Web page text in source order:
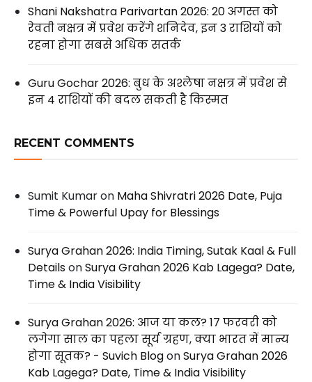
Shani Nakshatra Parivartan 2026: 20 अगस्त को
रेवती नक्षत्र में प्रवेश करेंगे शनिदेव, इन 3 राशियों को
रहना होगा सबसे अधिक सतर्क
Guru Gochar 2026: बुध के अश्लेषा नक्षत्र में प्रवेश से
इन 4 राशियों की बदल सकती है किस्मत
RECENT COMMENTS
Sumit Kumaron Maha Shivratri 2026 Date, Puja
Time & Powerful Upay for Blessings
Surya Grahan 2026: India Timing, Sutak Kaal & Full
DetailsonSurya Grahan 2026 Kab Lagega? Date,
Time & India Visibility
Surya Grahan 2026: आज या कल? 17 फरवरी को
लगेगा साल का पहला सूर्य ग्रहण, क्या भारत में मान्य
होगा सूतक? - Suvich BlogonSurya Grahan 2026
Kab Lagega? Date, Time & India Visibility